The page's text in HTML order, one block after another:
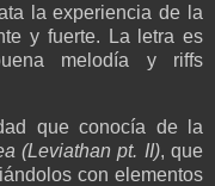
la experiencia de la
y fuerte. La letra es
melodía y riffs
que conocía de la
(Leviathan pt. II), que
con elementos